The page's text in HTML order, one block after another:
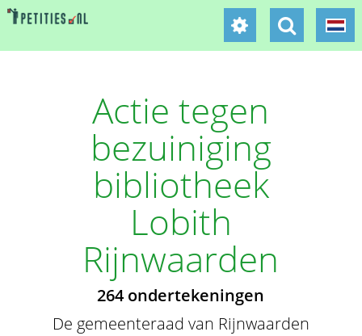
Actie tegen
bezuiniging
bibliotheek
Lobith
Rijnwaarden
264 ondertekeningen
De gemeenteraad van Rijnwaarden